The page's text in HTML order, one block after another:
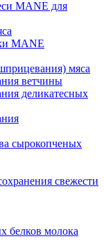
MANE для
MANE
мяса
ветчины
деликатесных
сырокопченых
свежести
белков молока